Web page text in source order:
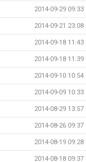
2014-09-29 09:33
2014-09-21 23:08
2014-09-18 11:43
2014-09-18 11:39
2014-09-10 10:54
2014-09-09 10:33
2014-08-29 13:57
2014-08-26 09:37
2014-08-19 09:28
2014-08-18 09:37